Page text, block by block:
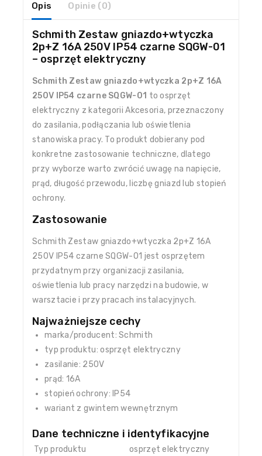
Opis Opinie (0)
Schmith Zestaw gniazdo+wtyczka
2p+Z 16A 250V IP54 czarne SQGW-01
– osprzęt elektryczny
Schmith Zestaw gniazdo+wtyczka 2p+Z 16A
250V IP54 czarne SQGW-01 to osprzęt
elektryczny z kategorii Akcesoria, przeznaczony
do zasilania, podłączania lub oświetlenia
stanowiska pracy. To produkt dobierany pod
konkretne zastosowanie techniczne, dlatego
przy wyborze warto zwrócić uwagę na napięcie,
prąd, długość przewodu, liczbę gniazd lub stopień
ochrony.
Zastosowanie
Schmith Zestaw gniazdo+wtyczka 2p+Z 16A
250V IP54 czarne SQGW-01 jest osprzętem
przydatnym przy organizacji zasilania,
oświetlenia lub pracy narzędzi na budowie, w
warsztacie i przy pracach instalacyjnych.
Najważniejsze cechy
marka/producent: Schmith
typ produktu: osprzęt elektryczny
zasilanie: 250V
prąd: 16A
stopień ochrony: IP54
wariant z gwintem wewnętrznym
Dane techniczne i identyfikacyjne
Typ produktu osprzęt elektryczny